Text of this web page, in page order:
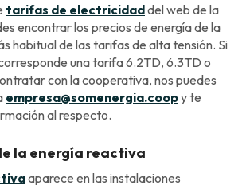
tarifas de electricidaddel web de la
encontrar los precios de energía de la
habitual de las tarifas de alta tensión. Si
una tarifa 6.2TD, 6.3TD o
con la cooperativa, nos puedes
empresa@somenergia.coopy te
al respecto.
la energía reactiva
aparece en las instalaciones